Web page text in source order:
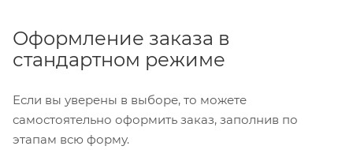
Оформление заказа в
стандартном режиме
Если вы уверены в выборе, то можете
самостоятельно оформить заказ, заполнив по
этапам всю форму.